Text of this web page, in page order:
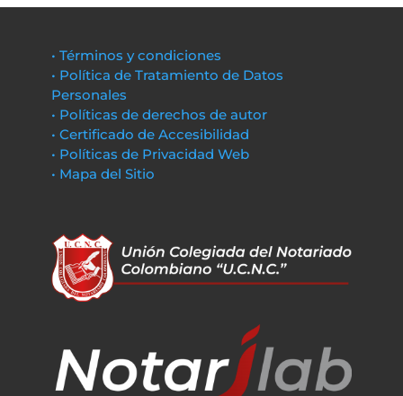
• Términos y condiciones
• Política de Tratamiento de Datos
Personales
• Políticas de derechos de autor
• Certificado de Accesibilidad
• Políticas de Privacidad Web
• Mapa del Sitio